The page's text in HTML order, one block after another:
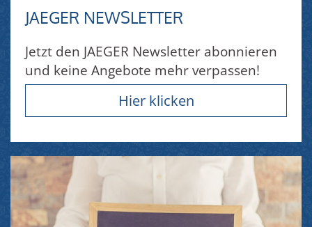
JAEGER NEWSLETTER
Jetzt den JAEGER Newsletter abonnieren
und keine Angebote mehr verpassen!
Hier klicken